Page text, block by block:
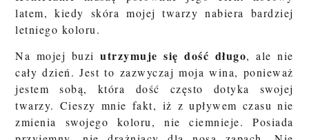
latem, kiedy skóra mojej twarzy nabiera bardziej
letniego koloru.
Na mojej buziutrzymuje się dość długo, ale nie
cały dzień. Jest to zazwyczaj moja wina, ponieważ
jestem sobą, która dość często dotyka swojej
twarzy. Cieszy mnie fakt, iż z upływem czasu nie
zmienia swojego koloru, nie ciemnieje. Posiada